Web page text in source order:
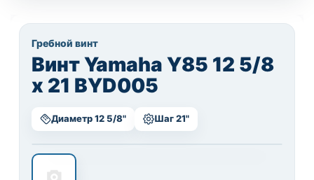
Гребной винт
Винт Yamaha Y85 12 5/8
x 21 BYD005
Диаметр 12 5/8" Шаг 21"